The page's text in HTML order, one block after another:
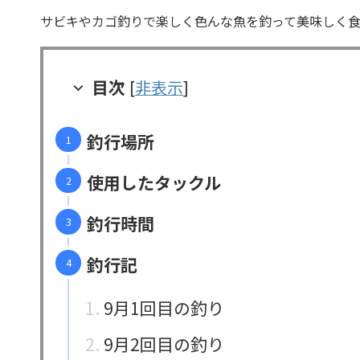
サビキやカゴ釣りで楽しく色んな魚を釣って美味しく
目次 [非表示]
釣行場所
使用したタックル
釣行時間
釣行記
9月1回目の釣り
9月2回目の釣り